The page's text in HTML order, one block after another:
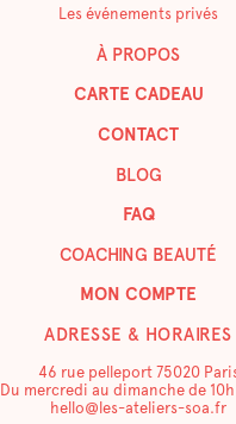
Les événements privés
À PROPOS
CARTE CADEAU
CONTACT
BLOG
FAQ
COACHING BEAUTÉ
MON COMPTE
ADRESSE & HORAIRES
46 rue pelleport 75020
Du mercredi au dimanche de
hello@les-ateliers-soa.fr